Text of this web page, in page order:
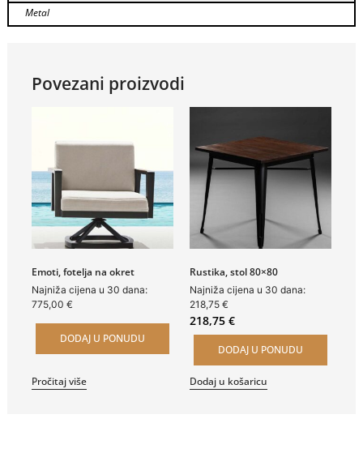
Metal
Povezani proizvodi
Emoti, fotelja na okret
Najniža cijena u 30 dana:
775,00 €
DODAJ U PONUDU
Pročitaj više
Rustika, stol 80×80
Najniža cijena u 30 dana:
218,75 €
218,75 €
DODAJ U PONUDU
Dodaj u košaricu